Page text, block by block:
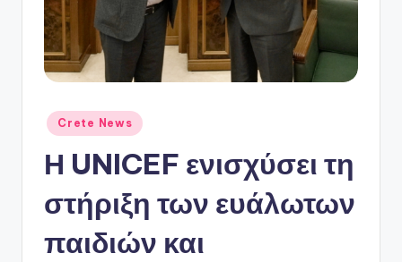
P
o
Αναρτήθηκε
σε
Crete News
Η UNICEF ενισχύσει τη
στήριξη των ευάλωτων
παιδιών και